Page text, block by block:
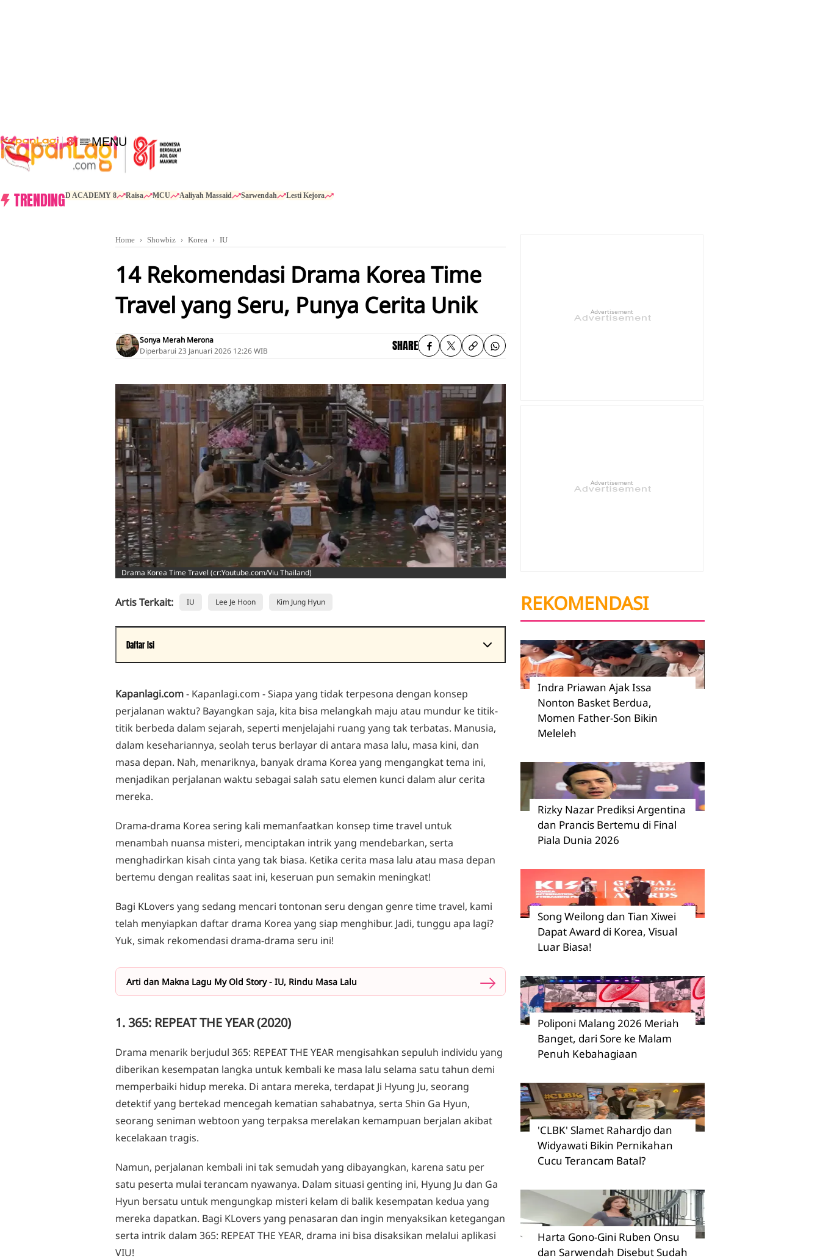
MENU
TRENDINGD ACADEMY 8 Raisa MCU Aaliyah Massaid Sarwendah Lesti Kejora
Home Showbiz Korea IU
14 Rekomendasi Drama Korea Time
Travel yang Seru, Punya Cerita Unik
Sonya Merah Merona
Diperbarui 23 Januari 2026 12:26 WIB SHARE
Drama Korea Time Travel (cr:Youtube.com/Viu Thailand)
Artis Terkait: IU Lee Je Hoon Kim Jung Hyun
Daftar Isi
MR. QUEEN (2020)
SIGNAL (2016)
TUNNEL (2017)
MOON LOVERS: SCARLET HEART RYEO (2016)
LIVE UP TO YOUR NAME (2017)
ALICE (2020)
THE KING: ETERNAL MONARCH (2020)
SISYPHUS: THE MYTH (2021)
TOMORROW WITH YOU
LOVELY RUNNER
A TIME CALLED YOU
GO BACK COUPLE
Kapanlagi.com- Kapanlagi.com - Siapa yang tidak terpesona dengan konsep
perjalanan waktu? Bayangkan saja, kita bisa melangkah maju atau mundur ke titik-
titik berbeda dalam sejarah, seperti menjelajahi ruang yang tak terbatas. Manusia,
dalam kesehariannya, seolah terus berlayar di antara masa lalu, masa kini, dan
masa depan. Nah, menariknya, banyak drama Korea yang mengangkat tema ini,
menjadikan perjalanan waktu sebagai salah satu elemen kunci dalam alur cerita
mereka.
Drama-drama Korea sering kali memanfaatkan konsep time travel untuk
menambah nuansa misteri, menciptakan intrik yang mendebarkan, serta
menghadirkan kisah cinta yang tak biasa. Ketika cerita masa lalu atau masa depan
bertemu dengan realitas saat ini, keseruan pun semakin meningkat!
Bagi KLovers yang sedang mencari tontonan seru dengan genre time travel, kami
telah menyiapkan daftar drama Korea yang siap menghibur. Jadi, tunggu apa lagi?
Yuk, simak rekomendasi drama-drama seru ini!
Arti dan Makna Lagu My Old Story - IU, Rindu Masa Lalu
1. 365: REPEAT THE YEAR (2020)
Drama menarik berjudul 365: REPEAT THE YEAR mengisahkan sepuluh individu yang
diberikan kesempatan langka untuk kembali ke masa lalu selama satu tahun demi
memperbaiki hidup mereka. Di antara mereka, terdapat Ji Hyung Ju, seorang
detektif yang bertekad mencegah kematian sahabatnya, serta Shin Ga Hyun,
seorang seniman webtoon yang terpaksa merelakan kemampuan berjalan akibat
kecelakaan tragis.
Namun, perjalanan kembali ini tak semudah yang dibayangkan, karena satu per
satu peserta mulai terancam nyawanya. Dalam situasi genting ini, Hyung Ju dan Ga
Hyun bersatu untuk mengungkap misteri kelam di balik kesempatan kedua yang
mereka dapatkan. Bagi KLovers yang penasaran dan ingin menyaksikan ketegangan
serta intrik dalam 365: REPEAT THE YEAR, drama ini bisa disaksikan melalui aplikasi
VIU!
Advertisement
Advertisement
REKOMENDASI
Indra Priawan Ajak Issa
Nonton Basket Berdua,
Momen Father-Son Bikin
Meleleh
Rizky Nazar Prediksi Argentina
dan Prancis Bertemu di Final
Piala Dunia 2026
Song Weilong dan Tian Xiwei
Dapat Award di Korea, Visual
Luar Biasa!
Poliponi Malang 2026 Meriah
Banget, dari Sore ke Malam
Penuh Kebahagiaan
'CLBK' Slamet Rahardjo dan
Widyawati Bikin Pernikahan
Cucu Terancam Batal?
Harta Gono-Gini Ruben Onsu
dan Sarwendah Disebut Sudah